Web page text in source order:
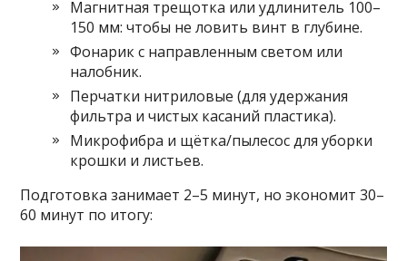
Магнитная трещотка или удлинитель 100–
150 мм: чтобы не ловить винт в глубине.
Фонарик с направленным светом или
налобник.
Перчатки нитриловые (для удержания
фильтра и чистых касаний пластика).
Микрофибра и щётка/пылесос для уборки
крошки и листьев.
Подготовка занимает 2–5 минут, но экономит 30–
60 минут по итогу: